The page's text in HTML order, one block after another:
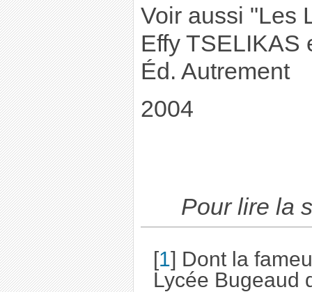
Voir aussi "Les
Effy TSELIKAS
Éd. Autrement
2004
Pour lire la
[1] Dont la
Lycée Bugeaud